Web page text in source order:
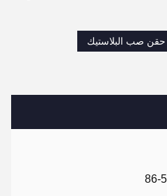
86-
صب البلاستيك